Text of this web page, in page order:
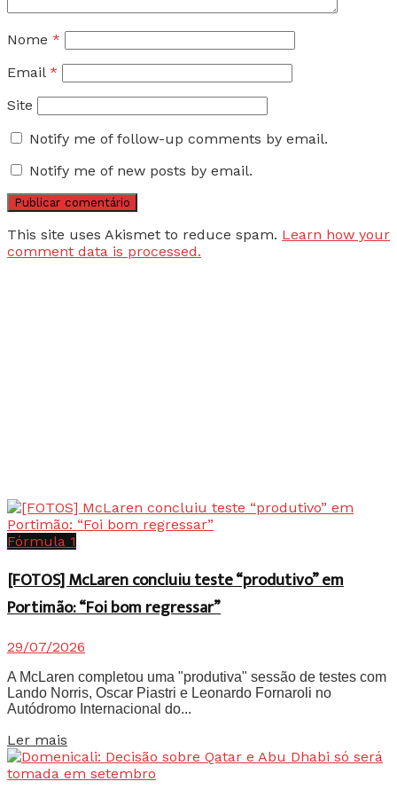
Nome *
Email *
Site
Notify me of follow-up comments by email.
Notify me of new posts by email.
This site uses Akismet to reduce spam. Learn how your
comment data is processed.
Fórmula 1
[FOTOS] McLaren concluiu teste “produtivo” em
Portimão: “Foi bom regressar”
29/07/2026
A McLaren completou uma "produtiva" sessão de testes com
Lando Norris, Oscar Piastri e Leonardo Fornaroli no
Autódromo Internacional do...
Ler mais